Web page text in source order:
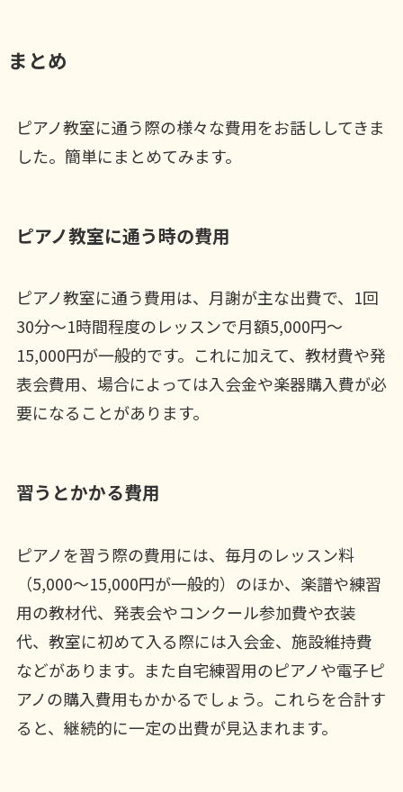
まとめ
ピアノ教室に通う際の様々な費用をお話ししてきま
した。簡単にまとめてみます。
ピアノ教室に通う時の費用
ピアノ教室に通う費用は、月謝が主な出費で、1回
30分～1時間程度のレッスンで月額5,000円～
15,000円が一般的です。これに加えて、教材費や発
表会費用、場合によっては入会金や楽器購入費が必
要になることがあります。
習うとかかる費用
ピアノを習う際の費用には、毎月のレッスン料
（5,000～15,000円が一般的）のほか、楽譜や練習
用の教材代、発表会やコンクール参加費や衣装
代、教室に初めて入る際には入会金、施設維持費
などがあります。また自宅練習用のピアノや電子ピ
アノの購入費用もかかるでしょう。これらを合計す
ると、継続的に一定の出費が見込まれます。